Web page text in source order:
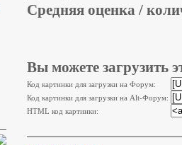
Средняя оценка /
Вы можете загрузить
Код картинки для загрузки на Форум:
Код картинки для загрузки на Alt-Форум:
HTML код картинки: